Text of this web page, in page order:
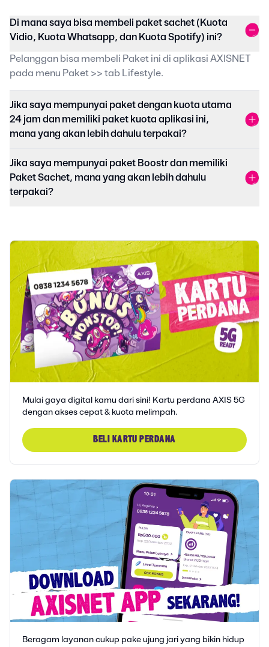
Di mana saya bisa membeli paket sachet (Kuota
Vidio, Kuota Whatsapp, dan Kuota Spotify) ini?
Pelanggan bisa membeli Paket ini di aplikasi AXISNET
pada menu Paket >> tab Lifestyle.
Jika saya mempunyai paket dengan kuota utama
24 jam dan memiliki paket kuota aplikasi ini,
mana yang akan lebih dahulu terpakai?
Jika saya mempunyai paket Boostr dan memiliki
Paket Sachet, mana yang akan lebih dahulu
terpakai?
Mulai gaya digital kamu dari sini! Kartu perdana AXIS 5G
dengan akses cepat & kuota melimpah.
BELI KARTU PERDANA
Beragam layanan cukup pake ujung jari yang bikin hidup